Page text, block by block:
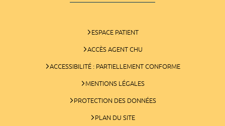
ESPACE PATIENT
ACCÈS AGENT CHU
ACCESSIBILITÉ : PARTIELLEMENT CONFORME
MENTIONS LÉGALES
PROTECTION DES DONNÉES
PLAN DU SITE